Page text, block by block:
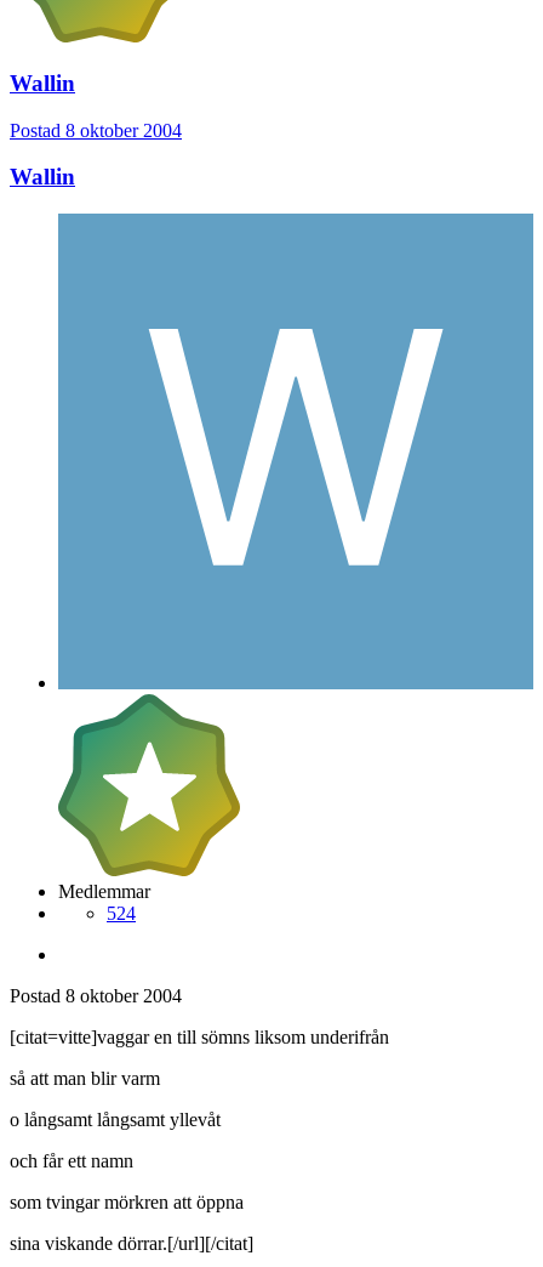
Wallin
Postad 8 oktober 2004
Wallin
Medlemmar
524
Postad 8 oktober 2004
[citat=vitte]vaggar en till sömns liksom underifrån
så att man blir varm
o långsamt långsamt yllevåt
och får ett namn
som tvingar mörkren att öppna
sina viskande dörrar.[/url][/citat]